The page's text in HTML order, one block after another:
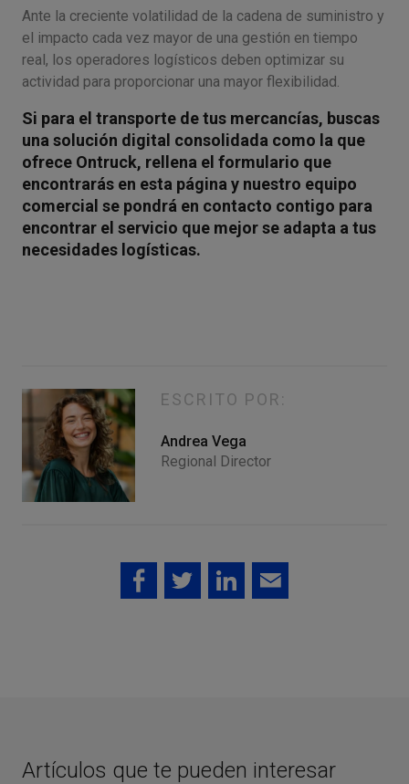
Ante la creciente volatilidad de la cadena de suministro y
el impacto cada vez mayor de una gestión en tiempo
real, los operadores logísticos deben optimizar su
actividad para proporcionar una mayor flexibilidad.
Si para el transporte de tus mercancías, buscas
una solución digital consolidada como la que
ofrece Ontruck, rellena el formulario que
encontrarás en esta página y nuestro equipo
comercial se pondrá en contacto contigo para
encontrar el servicio que mejor se adapta a tus
necesidades logísticas.
ESCRITO POR:
Andrea Vega
Regional Director
Artículos que te pueden interesar